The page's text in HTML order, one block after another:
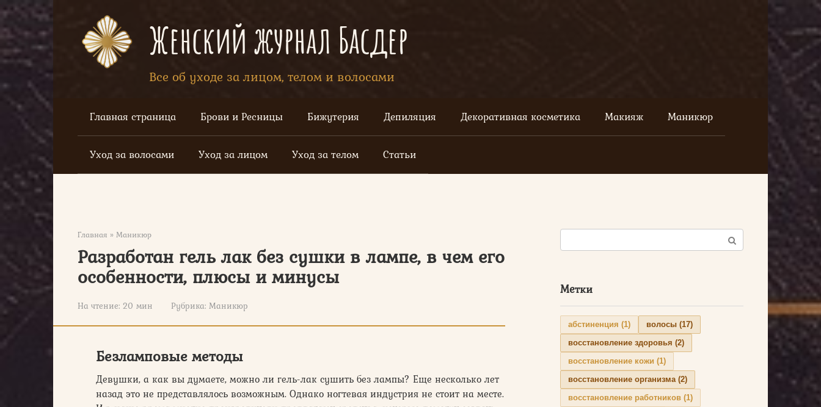
Перейти
к
контенту
Женский журнал Басдер
Все об уходе за лицом, телом и волосами
Главная страница Брови и Ресницы Бижутерия Депиляция Декоративная косметика Макияж Маникюр
Уход за волосами Уход за лицом Уход за телом Статьи
Главная » Маникюр
Разработан гель лак без сушки в лампе, в чем его
особенности, плюсы и минусы
На чтение: 20 мин Рубрика: Маникюр
Безламповые методы
Девушки, а как вы думаете, можно ли гель-лак сушить без лампы? Еще несколько лет
назад это не представлялось возможным. Однако ногтевая индустрия не стоит на месте.
Поиск:
Метки
абстиненция (1) волосы (17)
восстановление здоровья (2)
восстановление кожи (1)
восстановление организма(2)
восстановление работников (1)